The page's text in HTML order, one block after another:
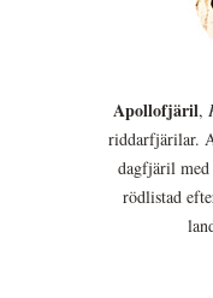
Apollofjäril,
riddarfjärilar.
dagfjäril med
rödlistad